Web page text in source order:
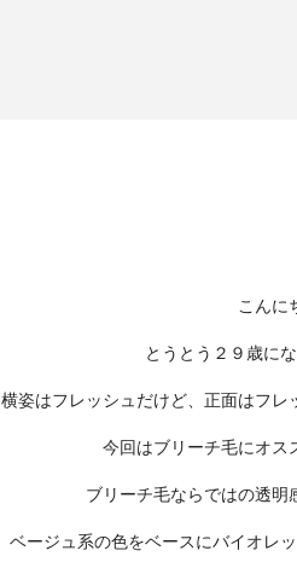
こんに
とうとう２９歳に
横姿はフレッシュだけど、正面はフレ
今回はブリーチ毛にオス
ブリーチ毛ならではの透明
ベージュ系の色をベースにバイオレ